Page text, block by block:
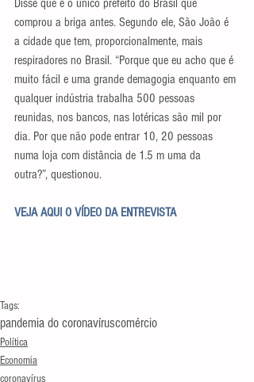
comprou a briga antes. Segundo ele, São João é
a cidade que tem, proporcionalmente, mais
respiradores no Brasil. “Porque que eu acho que é
muito fácil e uma grande demagogia enquanto em
qualquer indústria trabalha 500 pessoas
reunidas, nos bancos, nas lotéricas são mil por
dia. Por que não pode entrar 10, 20 pessoas
numa loja com distância de 1.5 m uma da
outra?”, questionou.
VEJA AQUI O VÍDEO DA ENTREVISTA
Tags:
pandemia do coronavíruscomércio
Política
Economia
coronavírus